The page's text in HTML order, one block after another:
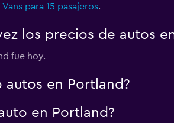
Vans para 15 pasajeros.
los precios de autos
fue hoy.
autos en Portland?
en Portland?